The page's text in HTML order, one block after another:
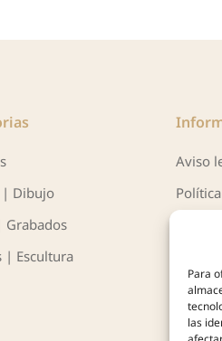
Para
las
| Dibujo
Grabados
| Escultura
Aviso